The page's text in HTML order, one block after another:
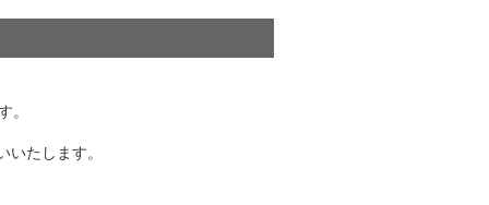
。
たします。